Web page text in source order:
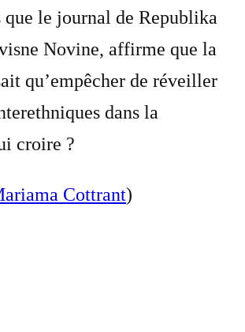
le journal de Republika
Novine, affirme que la
qu’empêcher de réveiller
dans la
croire ?
Cottrant)